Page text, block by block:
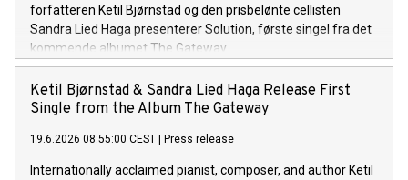
forfatteren Ketil Bjørnstad og den prisbelønte cellisten
Sandra Lied Haga presenterer Solution, første singel fra det
kommende albumet The Gateway.
Ketil Bjørnstad & Sandra Lied Haga Release First
Single from the Album The Gateway
19.6.2026 08:55:00 CEST Press release
Internationally acclaimed pianist, composer, and author Ketil